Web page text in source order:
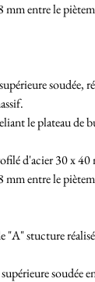
mm entre le
soudée,
le plateau de
d'acier 30 x 40
mm entre le
"A" stucture
soudée